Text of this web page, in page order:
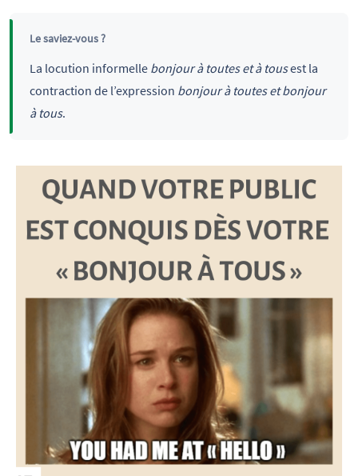
Le saviez-vous ?
La locution informelle bonjour à toutes et à tousest la
contraction de l’expression bonjour à toutes et bonjour
à tous.